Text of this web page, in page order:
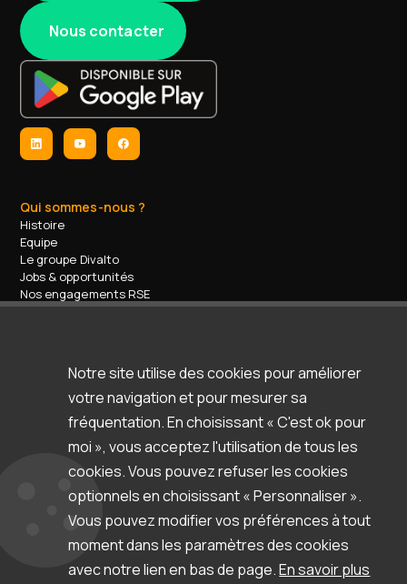
Nous contacter
Qui sommes-nous ?
Histoire
Equipe
Le groupe Divalto
Jobs & opportunités
Nos engagements RSE
Contact
Accompagnement / support
Espace d'aide & support
Ressources
Clients & témoignages
Newsletter
Documentation et autres ressources
Notre site utilise des cookies pour améliorer
votre navigation et pour mesurer sa
fréquentation. En choisissant « C'est ok pour
moi », vous acceptez l'utilisation de tous les
cookies. Vous pouvez refuser les cookies
optionnels en choisissant « Personnaliser ».
Vous pouvez modifier vos préférences à tout
moment dans les paramètres des cookies
avec notre lien en bas de page.En savoir plus